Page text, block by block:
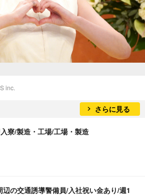
inc.
さらに見る
寮/製造・工場/工場・製造
辺の交通誘導警備員/入社祝い金あり/週1